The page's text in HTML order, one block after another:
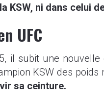
KSW, ni dans celui de
UFC
il subit une
KSW des poids
sa ceinture.